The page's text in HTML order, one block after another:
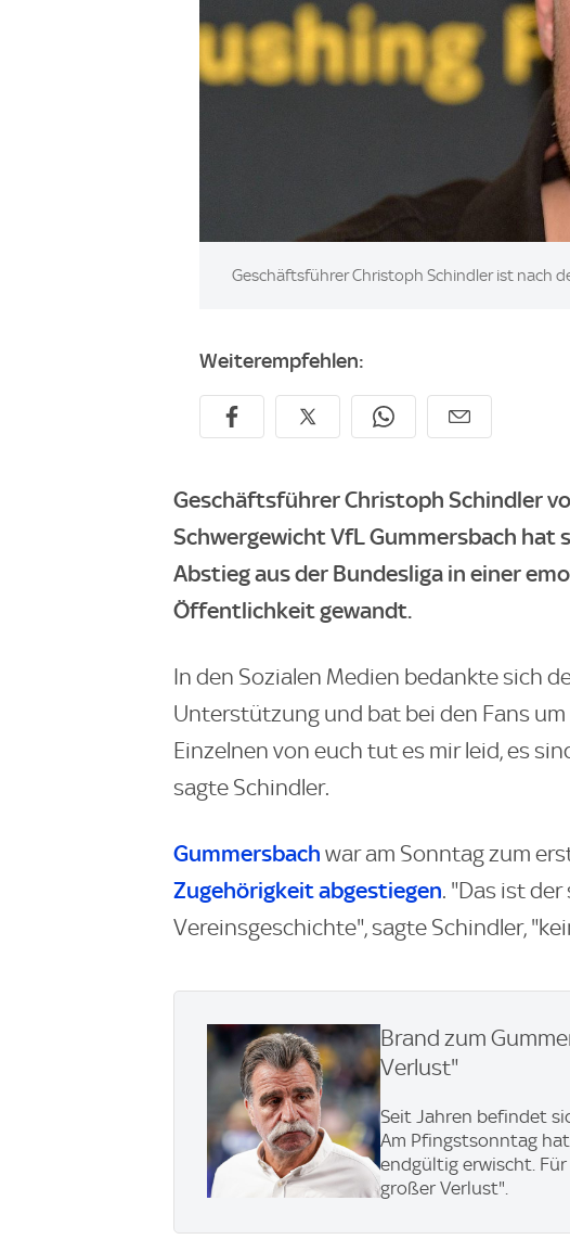
Image:
Geschäftsführer Christoph Schindler ist nach
Weiterempfehlen:
Geschäftsführer Christoph Schindler
Schwergewicht VfL Gummersbach hat
Abstieg aus der Bundesliga in einer
Öffentlichkeit gewandt.
In den Sozialen Medien bedankte sich
Unterstützung und bat bei den Fans
Einzelnen von euch tut es mir leid, es
sagte Schindler.
Gummersbach war am Sonntag zum
Zugehörigkeit abgestiegen. "Das ist
Vereinsgeschichte", sagte Schindler,
Brand zum
Verlust"
Seit Jahren befindet
Am Pfingstsonntag
endgültig erwischt.
großer Verlust".